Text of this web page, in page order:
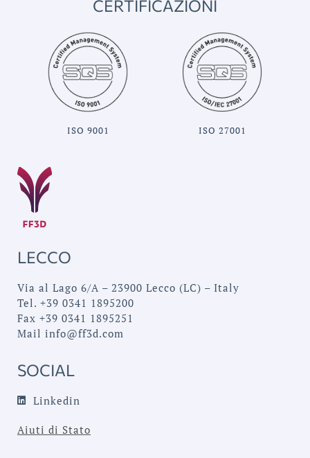
CERTIFICAZIONI
ISO 9001 ISO 27001
LECCO
Via al Lago 6/A – 23900 Lecco (LC) – Italy
Tel. +39 0341 1895200
Fax +39 0341 1895251
Mail info@ff3d.com
SOCIAL
Linkedin
Aiuti di Stato